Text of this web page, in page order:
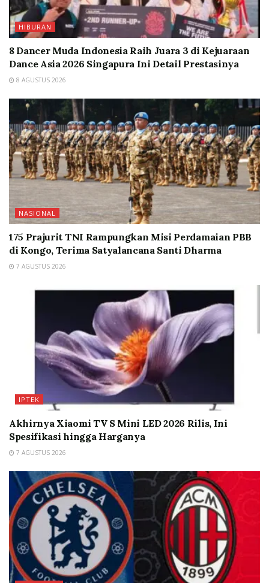
HIBURAN
8 Dancer Muda Indonesia Raih Juara 3 di Kejuaraan
Dance Asia 2026 Singapura Ini Detail Prestasinya
8 AGUSTUS 2026
NASIONAL
175 Prajurit TNI Rampungkan Misi Perdamaian PBB
di Kongo, Terima Satyalancana Santi Dharma
7 AGUSTUS 2026
IPTEK
Akhirnya Xiaomi TV S Mini LED 2026 Rilis, Ini
Spesifikasi hingga Harganya
7 AGUSTUS 2026